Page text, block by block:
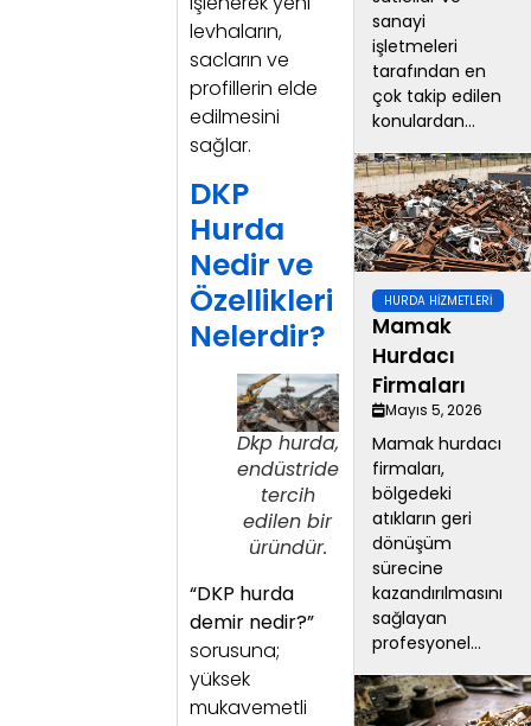
levhaların,
sacların ve
profillerin elde
edilmesini
sağlar.
DKP
Hurda
Nedir ve
Özellikleri
Nelerdir?
Dkp hurda,
endüstride
tercih
edilen bir
üründür.
“DKP hurda
demir nedir?”
sorusuna;
yüksek
mukavemetli
sanayi
işletmeleri
tarafından en
çok takip edilen
konulardan...
HURDA HIZMETLERI
Mamak
Hurdacı
Firmaları
Mayıs 5, 2026
Mamak hurdacı
firmaları,
bölgedeki
atıkların geri
dönüşüm
sürecine
kazandırılmasını
sağlayan
profesyonel...